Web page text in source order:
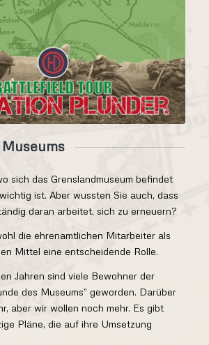
sich das Grenslandmuseum befindet
ist. Aber wussten Sie auch, dass
daran arbeitet, sich zu erneuern?
die ehrenamtlichen Mitarbeiter als
Mittel eine entscheidende Rolle.
Jahren sind viele Bewohner der
des Museums” geworden. Darüber
aber wir wollen noch mehr. Es gibt
Pläne, die auf ihre Umsetzung